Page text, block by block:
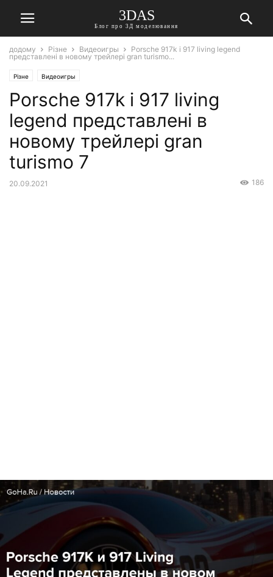
3DAS
Блог про 3Д моделювання
додому Різне Видеоигры
Porsche 917k і 917 living legend
представлені в новому трейлері gran turismo...
Різне Видеоигры
Porsche 917k і 917 living
legend представлені в
новому трейлері gran
turismo 7
20.09.2021 186